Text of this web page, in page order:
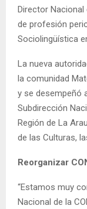
Director Nacional
de profesión
Sociolingüística
La nueva
la comunidad
y se desempeñó
Subdirección
Región de La
de las Culturas,
Reorganizar
“Estamos muy
Nacional de la